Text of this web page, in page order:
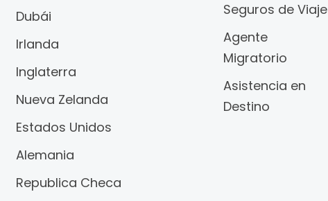
Dubái
Irlanda
Inglaterra
Nueva Zelanda
Estados Unidos
Alemania
Republica Checa
Seguros de Viaje
Agente
Migratorio
Asistencia en
Destino